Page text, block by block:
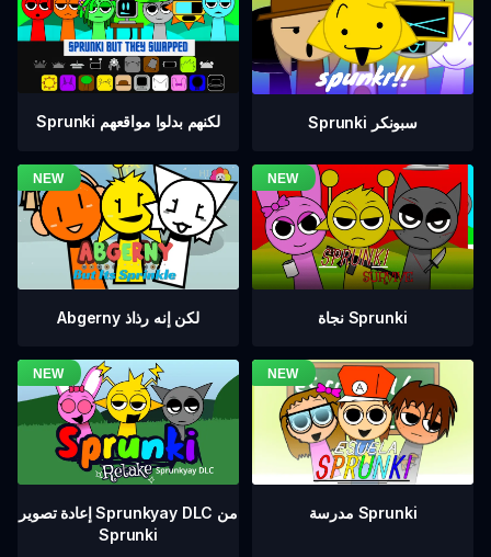
Sprunki لكنهم بدلوا مواقعهم Sprunki سبونكر
Abgerny لكن إنه رذاذ نجاة Sprunki
إعادة تصوير Sprunkyay DLC من
Sprunki
مدرسة Sprunki